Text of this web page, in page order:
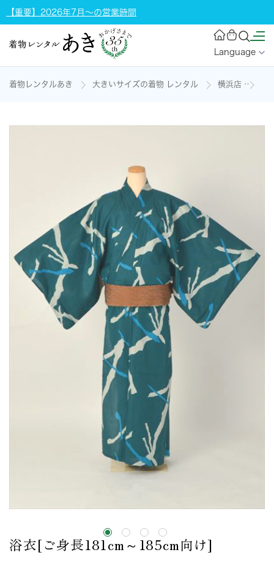
【重要】2026年7月～の営業時間
Language
着物レンタルあき 大きいサイズの着物 レンタル 横浜店
浴衣[ご身長181cm～185cm向け]